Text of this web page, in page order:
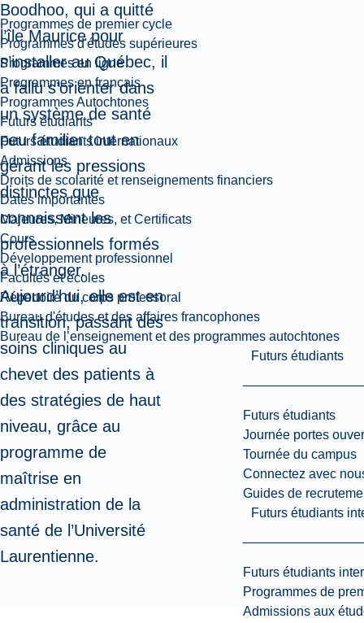
Programmes de premier cycle
Programmes d'études supérieures
Programmes en ligne
Programmes en français
Programmes Autochtones
Futurs étudiants
Futurs étudiants internationaux
Admissions
Droits de scolarité et renseignements financiers
Dates importantes
Majeures, Mineures, et Certificats
Cours
Développement professionnel
Facultés et écoles
Répertoire du corps professoral
Bureau d'études et des affaires francophones
Bureau de l’enseignement et des programmes autochtones
Futurs étudiants
Futurs étudiants
Journée portes
Tournée du campus
Connectez avec
Guides de
Futurs étudiants
Futurs étudiants
Programmes de
Admissions aux
Boodhoo, qui a quitté
l’île Maurice pour
s’installer au Québec, il
a fallu s’orienter dans
un système de santé
peu familier tout en
gérant les pressions
distinctes que
connaissent les
professionnels formés
à l’étranger.
Aujourd’hui, elle est en
transition, passant des
soins cliniques au
chevet des patients à
des stratégies de haut
niveau, grâce au
programme de
maîtrise en
administration de la
santé de l’Université
Laurentienne.